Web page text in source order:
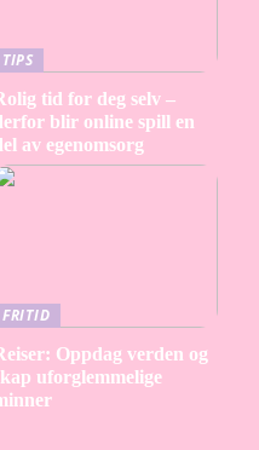
TIPS
tid for deg selv –
blir online spill en
av egenomsorg
FRITID
Oppdag verden og
uforglemmelige